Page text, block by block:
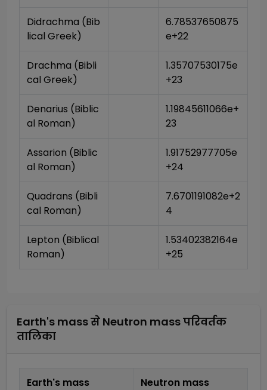
Didrachma (Bib
lical Greek)
6.78537650875
e+22
Drachma (Bibli
cal Greek)
1.35707530175e
+23
Denarius (Biblic
al Roman)
1.19845611066e+
23
Assarion (Biblic
al Roman)
1.91752977705e
+24
Quadrans (Bibli
cal Roman)
7.6701191082e+2
4
Lepton (Biblical
Roman)
1.53402382164e
+25
Earth's massसे Neutron massपरिवर्तक
तालिका
Earth's mass Neutron mass